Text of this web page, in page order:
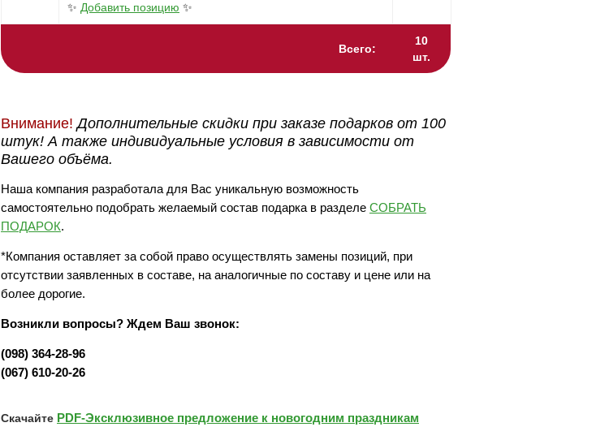
✨ Добавить позицию ✨
Всего:
10
шт.
Внимание! Дополнительные скидки при заказе подарков от 100
штук! А также индивидуальные условия в зависимости от
Вашего объёма.
Наша компания разработала для Вас уникальную возможность
самостоятельно подобрать желаемый состав подарка в разделе СОБРАТЬ
ПОДАРОК.
*Компания оставляет за собой право осуществлять замены позиций, при
отсутствии заявленных в составе, на аналогичные по составу и цене или на
более дорогие.
Возникли вопросы? Ждем Ваш звонок:
(098) 364-28-96
(067) 610-20-26
Скачайте PDF-Эксклюзивное предложение к новогодним праздникам